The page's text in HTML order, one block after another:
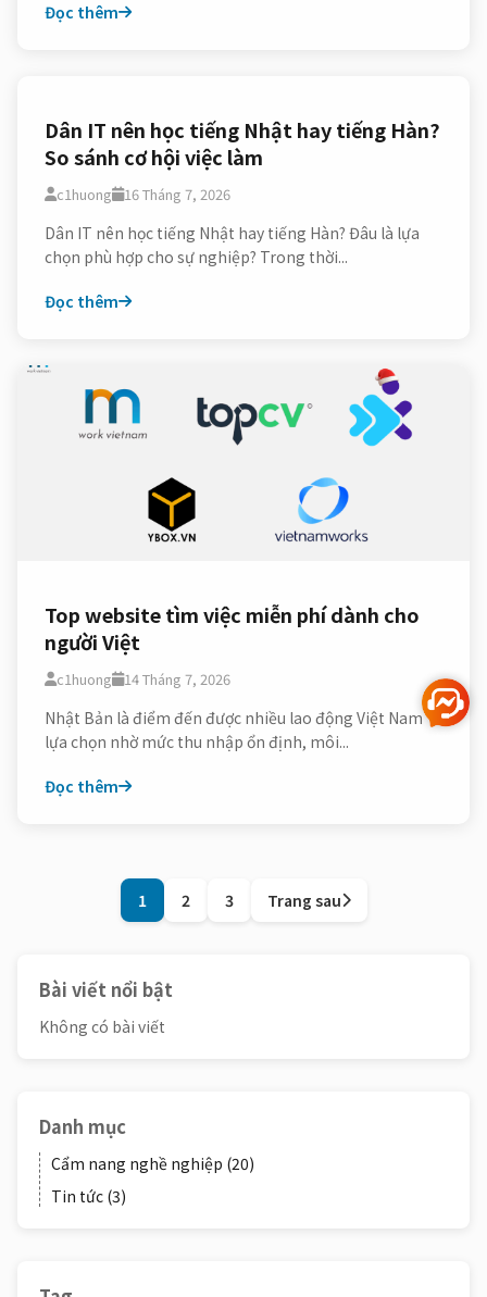
Đọc thêm
Dân IT nên học tiếng Nhật hay tiếng Hàn?
So sánh cơ hội việc làm
c1huong 16 Tháng 7, 2026
Dân IT nên học tiếng Nhật hay tiếng Hàn? Đâu là lựa
chọn phù hợp cho sự nghiệp? Trong thời...
Đọc thêm
Top website tìm việc miễn phí dành cho
người Việt
c1huong 14 Tháng 7, 2026
Nhật Bản là điểm đến được nhiều lao động Việt Nam
lựa chọn nhờ mức thu nhập ổn định, môi...
Đọc thêm
1 2 3 Trang sau
Bài viết nổi bật
Không có bài viết
Danh mục
Cẩm nang nghề nghiệp (20)
Tin tức (3)